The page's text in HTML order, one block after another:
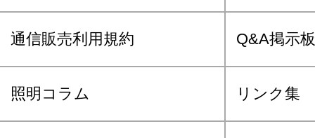
通信販売利用規約 Q&A掲示板
照明コラム リンク集